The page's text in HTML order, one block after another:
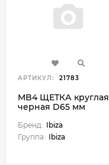
АРТИКУЛ: 21783
MB4 ЩЕТКА круглая
черная D65 мм
Бренд: Ibiza
Группа: Ibiza